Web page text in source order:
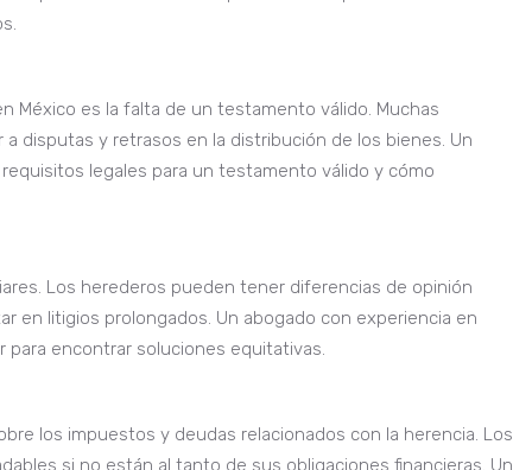
México es la falta de un testamento válido. Muchas
disputas y retrasos en la distribución de los bienes. Un
legales para un testamento válido y cómo
Los herederos pueden tener diferencias de opinión
en litigios prolongados. Un abogado con experiencia en
para encontrar soluciones equitativas.
los impuestos y deudas relacionados con la herencia. Los
si no están al tanto de sus obligaciones financieras. Un